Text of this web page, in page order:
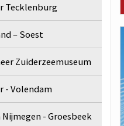
Tecklenburg
– Soest
Zuiderzeemuseum
- Volendam
Nijmegen - Groesbeek